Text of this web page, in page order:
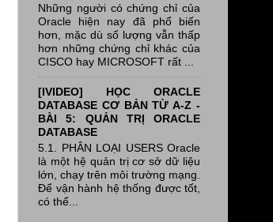
Những người có chứng chỉ của
Oracle hiện nay đã phổ biến
hơn, mặc dù số lượng vẫn thấp
hơn những chứng chỉ khác của
CISCO hay MICROSOFT rất ...
[IVIDEO] HỌC ORACLE
DATABASE CƠ BẢN TỪ A-Z -
BÀI 5: QUẢN TRỊ ORACLE
DATABASE
5.1. PHÂN LOẠI USERS Oracle
là một hệ quản trị cơ sở dữ liệu
lớn, chạy trên môi trường mạng.
Để vận hành hệ thống được tốt,
có thể...